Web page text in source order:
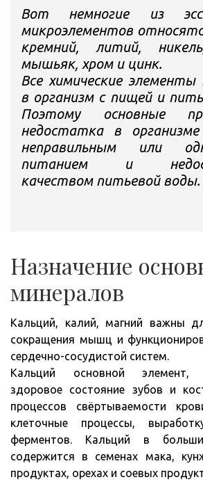
Вот немногие из
микроэлементов
кремний, литий,
мышьяк, хром и цинк.
Все химические
в организм с пищей и
Поэтому основные
недостатка в
неправильным или
питанием и
качеством питьевой воды.
Назначение
минералов
Кальций, калий, магний важны
сокращения мышц и
сердечно-сосудистой систем.
Кальций основной элемент,
здоровое состояние зубов и
процессов свёртываемости
клеточные процессы,
ферментов. Кальций в
содержится в семенах мака,
продуктах, орехах и соевых